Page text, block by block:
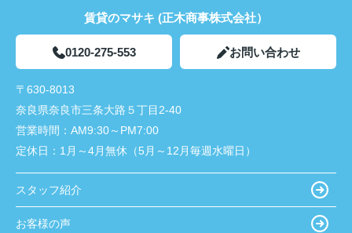
賃貸のマサキ (正木商事株式会社）
0120-275-553 お問い合わせ
〒630-8013
奈良県奈良市三条大路５丁目2-40
営業時間： AM9:30～PM7:00
定休日： 1月～4月無休（5月～12月毎週水曜日）
スタッフ紹介
お客様の声